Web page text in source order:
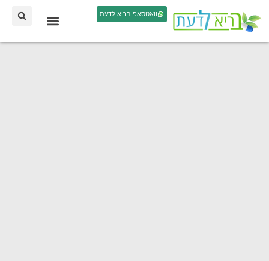
וואטסאפ בריא לדעת